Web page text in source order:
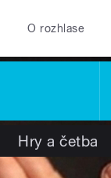
O rozhlase
Hry a četba